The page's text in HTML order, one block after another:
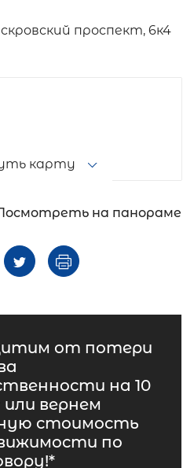
проспект, 6к4
карту
на панораме
от потери
на 10
вернем
стоимость
по